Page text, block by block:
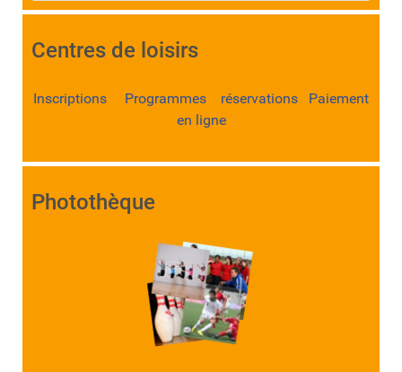
Centres de loisirs
Inscriptions Programmes réservations Paiement
en ligne
Photothèque